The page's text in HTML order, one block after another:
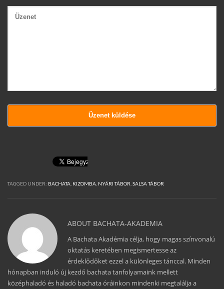
TAGGED UNDER: BACHATA KIZOMBA NYÁRI TÁBOR SALSA TÁBOR
ABOUT BACHATA-AKADEMIA
A Bachata Akadémia célja, hogy magas színvonalú
oktatás keretében megismertesse az
érdeklődőket ezzel a különleges tánccal. Minden
hónapban induló új kezdő bachata tanfolyamaink mellett
középhaladó és haladó bachata óráinkon mindenki megtalálja a